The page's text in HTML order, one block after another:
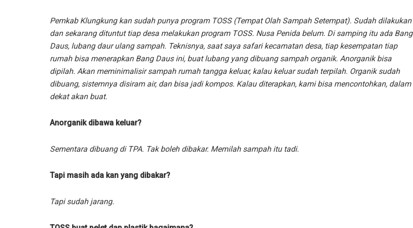
Pemkab Klungkung kan sudah punya program TOSS (Tempat Olah Sampah Setempat). Sudah dilakukan
dan sekarang dituntut tiap desa melakukan program TOSS. Nusa Penida belum. Di samping itu ada Bang
Daus, lubang daur ulang sampah. Teknisnya, saat saya safari kecamatan desa, tiap kesempatan tiap
rumah bisa menerapkan Bang Daus ini, buat lubang yang dibuang sampah organik. Anorganik bisa
dipilah. Akan meminimalisir sampah rumah tangga keluar, kalau keluar sudah terpilah. Organik sudah
dibuang, sistemnya disiram air, dan bisa jadi kompos. Kalau diterapkan, kami bisa mencontohkan, dalam
dekat akan buat.
Anorganik dibawa keluar?
Sementara dibuang di TPA. Tak boleh dibakar. Memilah sampah itu tadi.
Tapi masih ada kan yang dibakar?
Tapi sudah jarang.